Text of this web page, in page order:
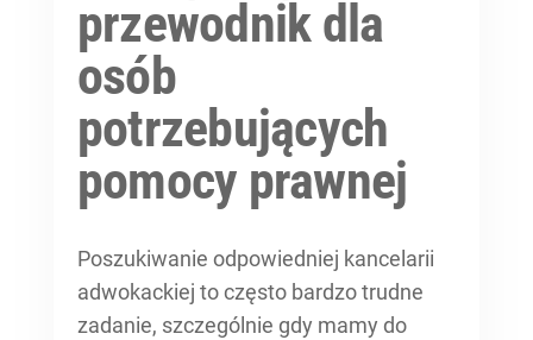
przewodnik dla
osób
potrzebujących
pomocy prawnej
Poszukiwanie odpowiedniej kancelarii
adwokackiej to często bardzo trudne
zadanie, szczególnie gdy mamy do